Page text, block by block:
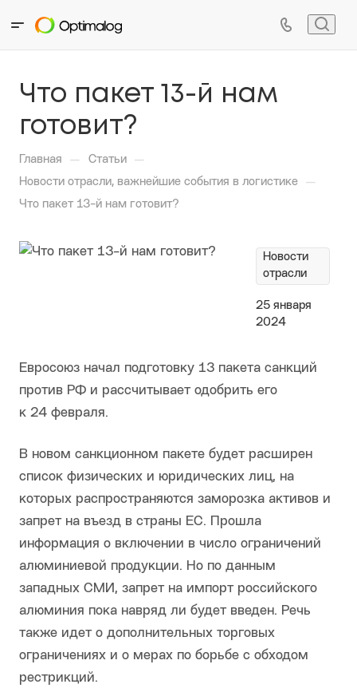
Что пакет 13-й нам
готовит?
Главная — Статьи —
Новости отрасли, важнейшие события в логистике —
Что пакет 13-й нам готовит?
Новости
отрасли
25 января
2024
Евросоюз начал подготовку 13 пакета санкций
против РФ и рассчитывает одобрить его
к 24 февраля.
В новом санкционном пакете будет расширен
список физических и юридических лиц, на
которых распространяются заморозка активов и
запрет на въезд в страны ЕС. Прошла
информация о включении в число ограничений
алюминиевой продукции. Но по данным
западных СМИ, запрет на импорт российского
алюминия пока навряд ли будет введен. Речь
также идет о дополнительных торговых
ограничениях и о мерах по борьбе с обходом
рестрикций.